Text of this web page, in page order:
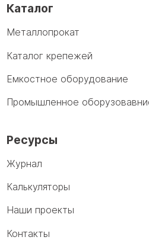
Каталог
Металлопрокат
Каталог крепежей
Емкостное оборудование
Промышленное
Ресурсы
Журнал
Калькуляторы
Наши проекты
Контакты